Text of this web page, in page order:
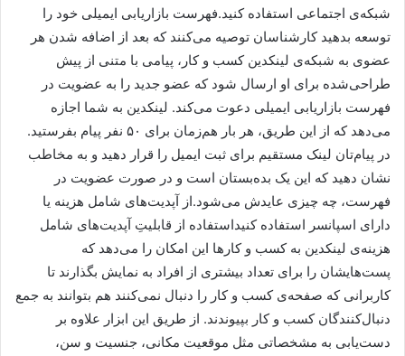
شبکه‌ی اجتماعی استفاده کنید.فهرست بازاریابی ایمیلی خود را
توسعه بدهید کارشناسان توصیه می‌کنند که بعد از اضافه شدن هر
عضوی به شبکه‌ی لینکدین کسب و کار، پیامی با متنی از پیش
طراحی‌شده برای او ارسال شود که عضو جدید را به عضویت در
فهرست بازاریابی ایمیلی دعوت می‌کند. لینکدین به شما اجازه
می‌دهد که از این طریق، هر بار هم‌زمان برای ۵۰ نفر پیام بفرستید.
در پیام‌تان لینک مستقیم برای ثبت ایمیل را قرار دهید و به مخاطب
نشان دهید که این یک بده‌بستان است و در صورت عضویت در
فهرست، چه چیزی عایدش می‌شود.از آپدیت‌های شامل هزینه یا
دارای اسپانسر استفاده کنیداستفاده از قابلیتِ آپدیت‌های شامل
هزینه‌ی لینکدین به کسب و کارها این امکان را می‌دهد که
پست‌هایشان را برای تعداد بیشتری از افراد به نمایش بگذارند تا
کاربرانی که صفحه‌ی کسب و کار را دنبال نمی‌کنند هم بتوانند به جمع
دنبال‌کنندگان کسب و کار بپیوندند. از طریق این ابزار علاوه بر
دست‌یابی به مشخصاتی مثل موقعیت مکانی، جنسیت و سن،